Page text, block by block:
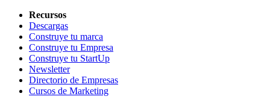
Recursos
Descargas
Construye tu marca
Construye tu Empresa
Construye tu StartUp
Newsletter
Directorio de Empresas
Cursos de Marketing